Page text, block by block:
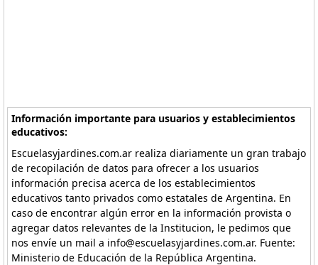
Información importante para usuarios y establecimientos
educativos:
Escuelasyjardines.com.ar realiza diariamente un gran trabajo
de recopilación de datos para ofrecer a los usuarios
información precisa acerca de los establecimientos
educativos tanto privados como estatales de Argentina. En
caso de encontrar algún error en la información provista o
agregar datos relevantes de la Institucion, le pedimos que
nos envíe un mail a info@escuelasyjardines.com.ar. Fuente:
Ministerio de Educación de la República Argentina.